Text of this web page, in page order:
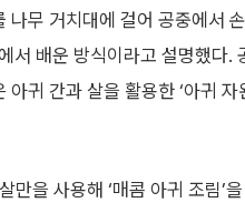
무 거치대에 걸어 공중에서
서 배운 방식이라고 설명했다
귀 간과 살을 활용한 ‘아귀
만을 사용해 ‘매콤 아귀 조림’